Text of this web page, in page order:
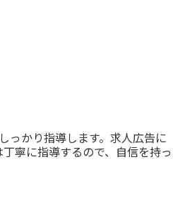
っかり指導します。求人広告に
寧に指導するので、自信を持っ